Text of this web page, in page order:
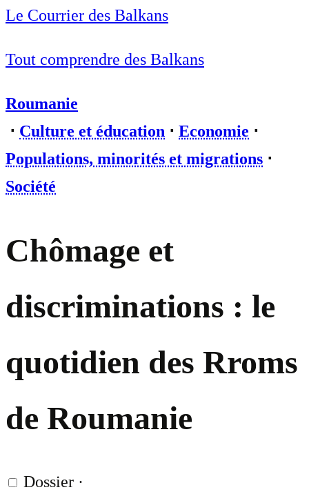
Le Courrier des Balkans
Tout comprendre des Balkans
Roumanie
⋅ Culture et éducation ⋅ Economie ⋅
Populations, minorités et migrations ⋅
Société
Chômage et
discriminations : le
quotidien des Rroms
de Roumanie
Dossier ·